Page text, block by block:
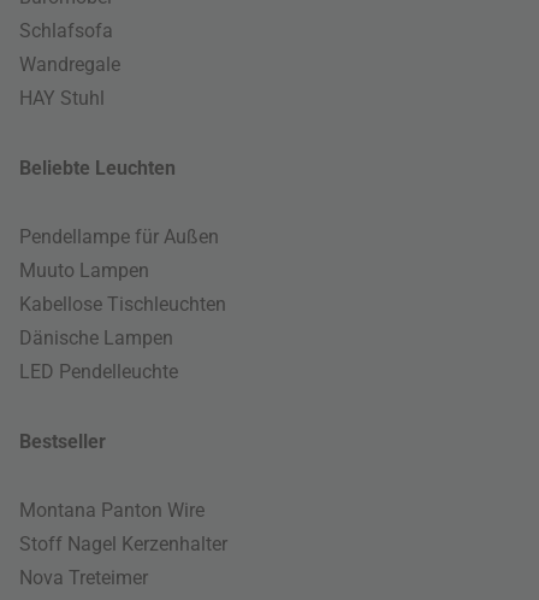
Schlafsofa
Wandregale
HAY Stuhl
Beliebte Leuchten
Pendellampe für Außen
Muuto Lampen
Kabellose Tischleuchten
Dänische Lampen
LED Pendelleuchte
Bestseller
Montana Panton Wire
Stoff Nagel Kerzenhalter
Nova Treteimer